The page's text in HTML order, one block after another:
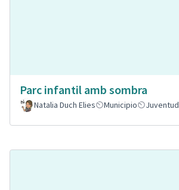
Parc infantil amb sombra
Natalia Duch Elies
Municipio Juventud